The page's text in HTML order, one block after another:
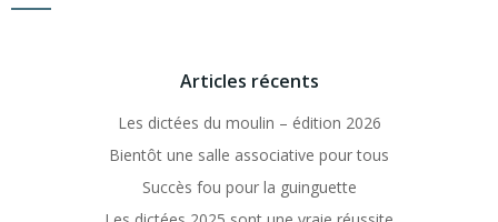
Articles récents
Les dictées du moulin – édition 2026
Bientôt une salle associative pour tous
Succès fou pour la guinguette